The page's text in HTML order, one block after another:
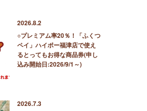
2026.8.2
○プレミアム率20％！「ふくつ
ペイ」ハイポー福津店で使え
るとってもお得な商品券(申し
込み開始日:2026/9/1～)
2026.7.3